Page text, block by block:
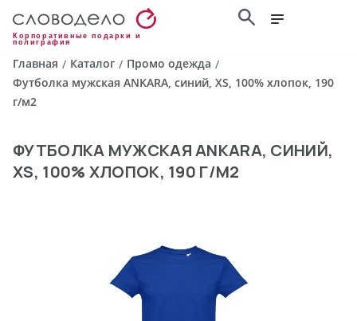
Корпоративные подарки и
полиграфия
Главная / Каталог / Промо одежда /
Футболка мужская ANKARA, синий, XS, 100% хлопок, 190
г/м2
ФУТБОЛКА МУЖСКАЯ ANKARA, СИНИЙ,
XS, 100% ХЛОПОК, 190 Г/М2